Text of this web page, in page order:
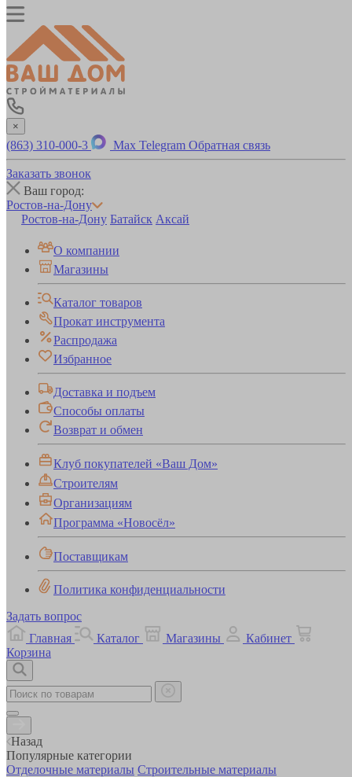
×
(863) 310-000-3 Max Telegram Обратная связь
Заказать звонок
Ваш город:
Ростов-на-Дону
Ростов-на-Дону Батайск Аксай
О компании
Магазины
Каталог товаров
Прокат инструмента
Распродажа
Избранное
Доставка и подъем
Способы оплаты
Возврат и обмен
Клуб покупателей «Ваш Дом»
Строителям
Организациям
Программа «Новосёл»
Поставщикам
Политика конфиденциальности
Задать вопрос
Главная
Каталог Магазины
Кабинет
Корзина
Назад
Популярные категории
Отделочные материалы Строительные материалы